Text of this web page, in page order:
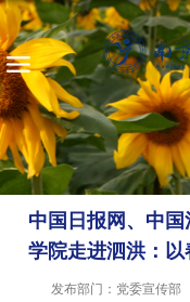
中国日报网、中
学院走进泗洪：
发布部门：党委宣传部